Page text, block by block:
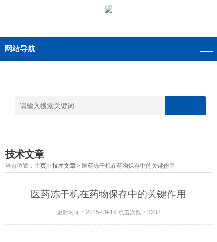
网站导航
技术文章
当前位置： 主页 >技术文章 > 医药冻干机在药物保存中的关键作用
医药冻干机在药物保存中的关键作用
更新时间：2025-09-19 点击次数：3238